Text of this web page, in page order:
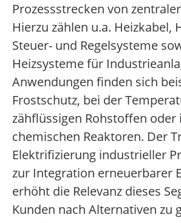
Prozessstrecken von
Hierzu zählen u.a. Heizkabel,
Steuer- und Regelsysteme
Heizsysteme für
Anwendungen finden sich
Frostschutz, bei der
zähflüssigen Rohstoffen oder
chemischen Reaktoren. Der
Elektrifizierung industrieller
zur Integration erneuerbarer
erhöht die Relevanz dieses
Kunden nach Alternativen zu